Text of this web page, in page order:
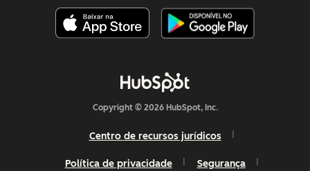
Copyright © 2026 HubSpot, Inc.
Centro de recursos jurídicos
Política de privacidade Segurança